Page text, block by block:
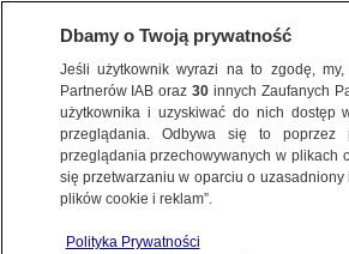
OSCARY 2020 - RELACJA NA ŻYWO
Dbamy o Twoją prywatność
Jeśli użytkownik wyrazi na to zgodę,
Partnerów IAB oraz30 innych Zaufanych
użytkownika i uzyskiwać do nich dostęp
przeglądania. Odbywa się to poprzez
przeglądania przechowywanych w plikach
się przetwarzaniu w oparciu o
plików cookie i reklam”.
Polityka Prywatności